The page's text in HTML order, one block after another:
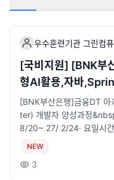
우수훈련기관 그린컴
[국비지원] [BNK부
형AI활용,자바
[BNK부산은행]금융DT
ter) 개발자 양성과정
8/20~ 27/ 2/24· 요일시
정원: 30명&nbsp;※​ 지원
전공 무관, 초보자도 가능
민내일배움카드 발급 대
NEW
3